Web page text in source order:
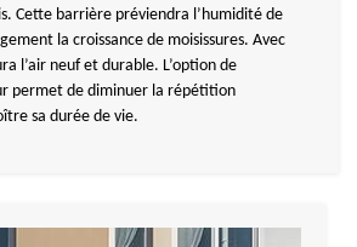
Cette barrière préviendra l’humidité de
la croissance de moisissures. Avec
l’air neuf et durable. L’option de
permet de diminuer la répétition
sa durée de vie.